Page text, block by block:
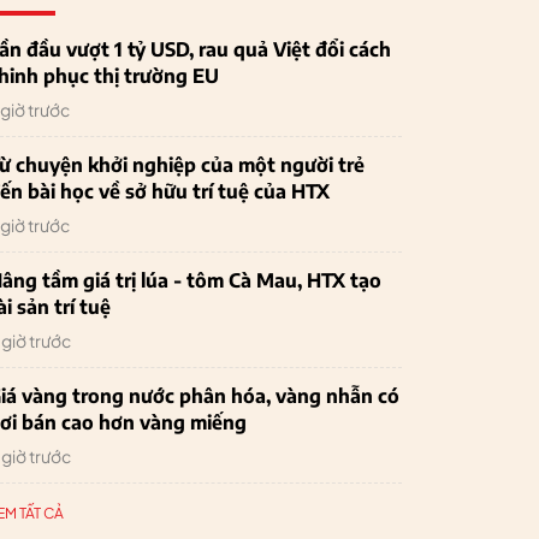
đầu vượt 1 tỷ USD, rau quả Việt đổi cách
phục thị trường EU
giờ trước
chuyện khởi nghiệp của một người trẻ
bài học về sở hữu trí tuệ của HTX
giờ trước
tầm giá trị lúa - tôm Cà Mau, HTX tạo
sản trí tuệ
giờ trước
vàng trong nước phân hóa, vàng nhẫn có
bán cao hơn vàng miếng
giờ trước
TẤT CẢ